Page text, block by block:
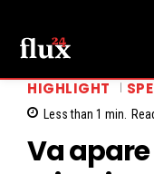
HIGHLIGHT
Less than 1 min.
Va